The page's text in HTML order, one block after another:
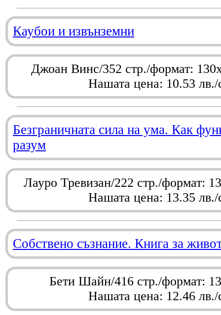
Каубои и извънземни
Джоан Винс/352 стр./формат:
Нашата цена: 10.53 лв./
Безграничната сила на ума. Как
разум
Лауро Тревизан/222 стр./формат:
Нашата цена: 13.35 лв./
Собствено съзнание. Книга за
Бети Шайн/416 стр./формат:
Нашата цена: 12.46 лв./